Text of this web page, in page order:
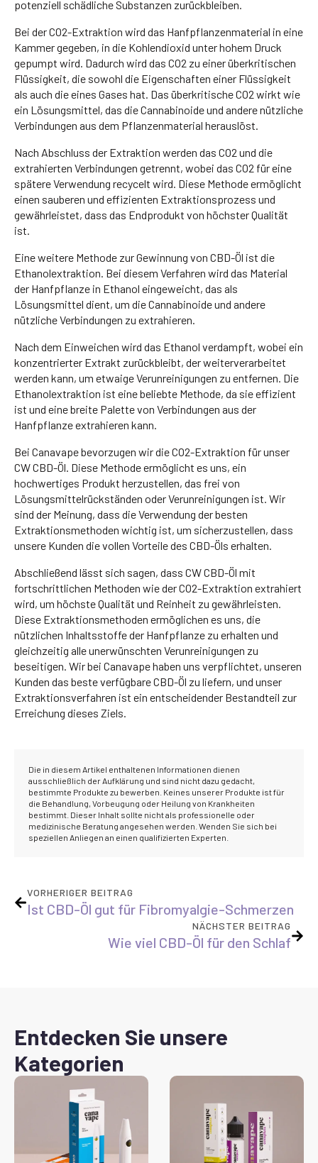
potenziell schädliche Substanzen zurückbleiben.
Bei der CO2-Extraktion wird das Hanfpflanzenmaterial in eine
Kammer gegeben, in die Kohlendioxid unter hohem Druck
gepumpt wird. Dadurch wird das CO2 zu einer überkritischen
Flüssigkeit, die sowohl die Eigenschaften einer Flüssigkeit
als auch die eines Gases hat. Das überkritische CO2 wirkt wie
ein Lösungsmittel, das die Cannabinoide und andere nützliche
Verbindungen aus dem Pflanzenmaterial herauslöst.
Nach Abschluss der Extraktion werden das CO2 und die
extrahierten Verbindungen getrennt, wobei das CO2 für eine
spätere Verwendung recycelt wird. Diese Methode ermöglicht
einen sauberen und effizienten Extraktionsprozess und
gewährleistet, dass das Endprodukt von höchster Qualität
ist.
Eine weitere Methode zur Gewinnung von CBD-Öl ist die
Ethanolextraktion. Bei diesem Verfahren wird das Material
der Hanfpflanze in Ethanol eingeweicht, das als
Lösungsmittel dient, um die Cannabinoide und andere
nützliche Verbindungen zu extrahieren.
Nach dem Einweichen wird das Ethanol verdampft, wobei ein
konzentrierter Extrakt zurückbleibt, der weiterverarbeitet
werden kann, um etwaige Verunreinigungen zu entfernen. Die
Ethanolextraktion ist eine beliebte Methode, da sie effizient
ist und eine breite Palette von Verbindungen aus der
Hanfpflanze extrahieren kann.
Bei Canavape bevorzugen wir die CO2-Extraktion für unser
CW CBD-Öl. Diese Methode ermöglicht es uns, ein
hochwertiges Produkt herzustellen, das frei von
Lösungsmittelrückständen oder Verunreinigungen ist. Wir
sind der Meinung, dass die Verwendung der besten
Extraktionsmethoden wichtig ist, um sicherzustellen, dass
unsere Kunden die vollen Vorteile des CBD-Öls erhalten.
Abschließend lässt sich sagen, dass CW CBD-Öl mit
fortschrittlichen Methoden wie der CO2-Extraktion extrahiert
wird, um höchste Qualität und Reinheit zu gewährleisten.
Diese Extraktionsmethoden ermöglichen es uns, die
nützlichen Inhaltsstoffe der Hanfpflanze zu erhalten und
gleichzeitig alle unerwünschten Verunreinigungen zu
beseitigen. Wir bei Canavape haben uns verpflichtet, unseren
Kunden das beste verfügbare CBD-Öl zu liefern, und unser
Extraktionsverfahren ist ein entscheidender Bestandteil zur
Erreichung dieses Ziels.
Die in diesem Artikel enthaltenen Informationen dienen
ausschließlich der Aufklärung und sind nicht dazu gedacht,
bestimmte Produkte zu bewerben. Keines unserer Produkte ist für
die Behandlung, Vorbeugung oder Heilung von Krankheiten
bestimmt. Dieser Inhalt sollte nicht als professionelle oder
medizinische Beratung angesehen werden. Wenden Sie sich bei
speziellen Anliegen an einen qualifizierten Experten.
VORHERIGER BEITRAG
Ist CBD-Öl gut für Fibromyalgie-Schmerzen
NÄCHSTER BEITRAG
Wie viel CBD-Öl für den Schlaf
Entdecken Sie unsere
Kategorien